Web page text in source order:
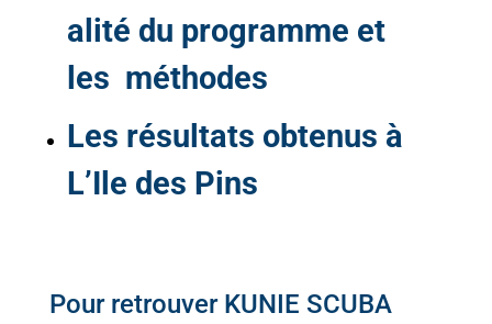
alité du programme et
les méthodes
Les résultats obtenus à
L’Ile des Pins
Pour retrouver KUNIE SCUBA